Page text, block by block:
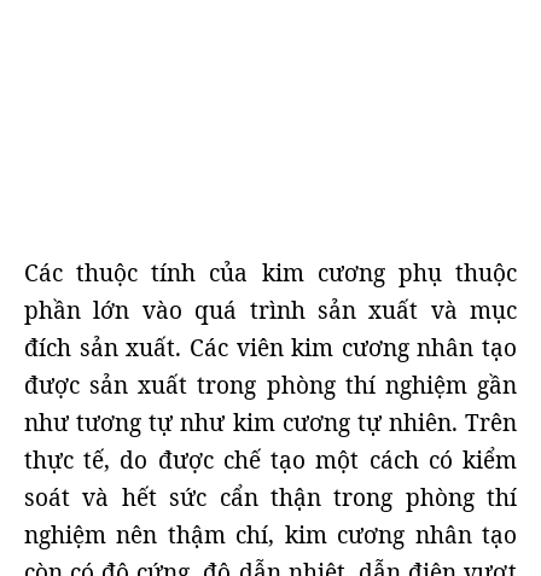
Các thuộc tính của kim cương phụ thuộc
phần lớn vào quá trình sản xuất và mục
đích sản xuất. Các viên kim cương nhân tạo
được sản xuất trong phòng thí nghiệm gần
như tương tự như kim cương tự nhiên. Trên
thực tế, do được chế tạo một cách có kiểm
soát và hết sức cẩn thận trong phòng thí
nghiệm nên thậm chí, kim cương nhân tạo